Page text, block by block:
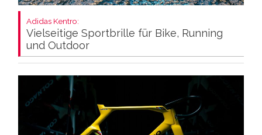
Adidas Kentro:
Vielseitige Sportbrille für Bike, Running
und Outdoor